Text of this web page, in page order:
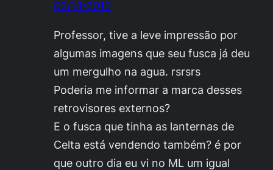
02/18/2010
Professor, tive a leve impressão por
algumas imagens que seu fusca já deu
um mergulho na agua. rsrsrs
Poderia me informar a marca desses
retrovisores externos?
E o fusca que tinha as lanternas de
Celta está vendendo também? é por
que outro dia eu vi no ML um igual